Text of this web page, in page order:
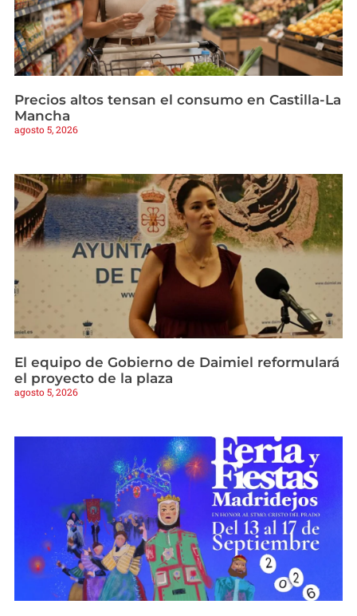
Precios altos tensan el consumo en Castilla-La
Mancha
agosto 5, 2026
El equipo de Gobierno de Daimiel reformulará
el proyecto de la plaza
agosto 5, 2026